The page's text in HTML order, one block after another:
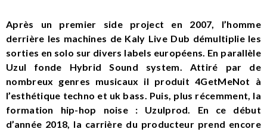
Après un premier side project en 2007, l’homme
derrière les machines de Kaly Live Dub démultiplie les
sorties en solo sur divers labels européens. En parallèle
Uzul fonde Hybrid Sound system. Attiré par de
nombreux genres musicaux il produit 4GetMeNot à
l’esthétique techno et uk bass. Puis, plus récemment, la
formation hip-hop noise : Uzulprod. En ce début
d’année 2018, la carrière du producteur prend encore